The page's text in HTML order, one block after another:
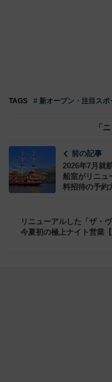
TAGS # 新オープン・注目スポ
「
前の記事
2026年7月就
船室がリニュ
料招待の予約
リニューアルした「ザ・
今夏初の極上ナイト営業【